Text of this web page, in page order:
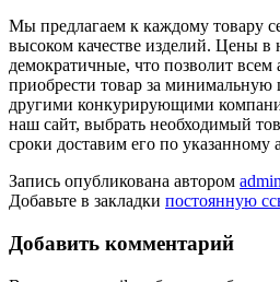
Мы предлагаем к каждому товару
высоком качестве изделий. Цены в
демократичные, что позволит всем
приобрести товар за
другими конкурирующими
наш сайт, выбрать необходимый
сроки доставим его по указанному
Запись опубликована автором
Добавьте в закладки постоянную
Добавить комментарий